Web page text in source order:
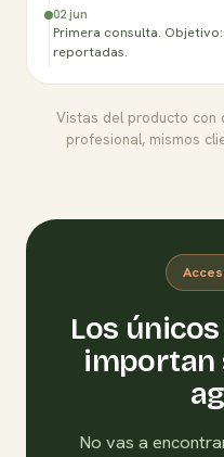
02 jun
Primera consulta.
reportadas.
Vistas del producto con
profesional, mismos
Los
importan
No vas a